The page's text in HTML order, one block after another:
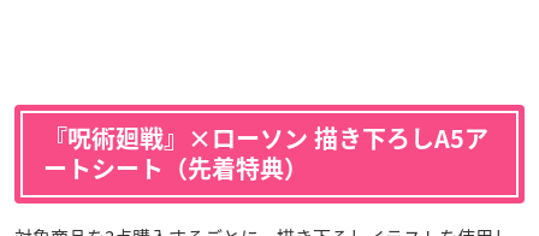
『呪術廻戦』×ローソン 描き下ろしA5ア
ートシート（先着特典）